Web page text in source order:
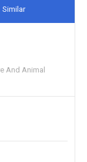
Similar
And Animal